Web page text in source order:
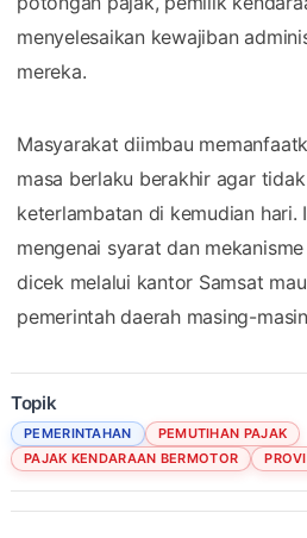
menyelesaikan kewajiban
mereka.
Masyarakat diimbau
masa berlaku berakhir agar
keterlambatan di kemudian hari.
mengenai syarat dan
dicek melalui kantor Samsat
pemerintah daerah masing-
Topik
PEMERINTAHAN
PEMUTIHAN PAJAK
PAJAK KENDARAAN BERMOTOR